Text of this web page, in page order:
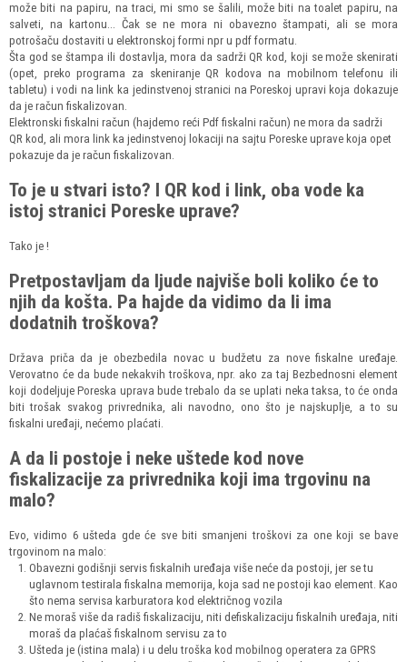
može biti na papiru, na traci, mi smo se šalili, može biti na toalet papiru, na
salveti, na kartonu... Čak se ne mora ni obavezno štampati, ali se mora
potrošaču dostaviti u elektronskoj formi npr u pdf formatu.
Šta god se štampa ili dostavlja, mora da sadrži QR kod, koji se može skenirati
(opet, preko programa za skeniranje QR kodova na mobilnom telefonu ili
tabletu) i vodi na link ka jedinstvenoj stranici na Poreskoj upravi koja dokazuje
da je račun fiskalizovan.
Elektronski fiskalni račun (hajdemo reći Pdf fiskalni račun) ne mora da sadrži
QR kod, ali mora link ka jedinstvenoj lokaciji na sajtu Poreske uprave koja opet
pokazuje da je račun fiskalizovan.
To je u stvari isto? I QR kod i link, oba vode ka
istoj stranici Poreske uprave?
Tako je !
Pretpostavljam da ljude najviše boli koliko će to
njih da košta. Pa hajde da vidimo da li ima
dodatnih troškova?
Država priča da je obezbedila novac u budžetu za nove fiskalne uređaje.
Verovatno će da bude nekakvih troškova, npr. ako za taj Bezbednosni element
koji dodeljuje Poreska uprava bude trebalo da se uplati neka taksa, to će onda
biti trošak svakog privrednika, ali navodno, ono što je najskuplje, a to su
fiskalni uređaji, nećemo plaćati.
A da li postoje i neke uštede kod nove
fiskalizacije za privrednika koji ima trgovinu na
malo?
Evo, vidimo 6 ušteda gde će sve biti smanjeni troškovi za one koji se bave
trgovinom na malo:
Obavezni godišnji servis fiskalnih uređaja više neće da postoji, jer se tu
uglavnom testirala fiskalna memorija, koja sad ne postoji kao element. Kao
što nema servisa karburatora kod električnog vozila
Ne moraš više da radiš fiskalizaciju, niti defiskalizaciju fiskalnih uređaja, niti
moraš da plaćaš fiskalnom servisu za to
Ušteda je (istina mala) i u delu troška kod mobilnog operatera za GPRS